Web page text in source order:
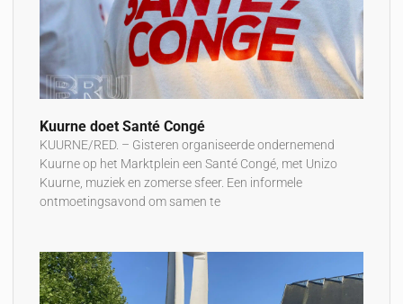
Kuurne doet Santé Congé
KUURNE/RED. – Gisteren organiseerde ondernemend
Kuurne op het Marktplein een Santé Congé, met Unizo
Kuurne, muziek en zomerse sfeer. Een informele
ontmoetingsavond om samen te